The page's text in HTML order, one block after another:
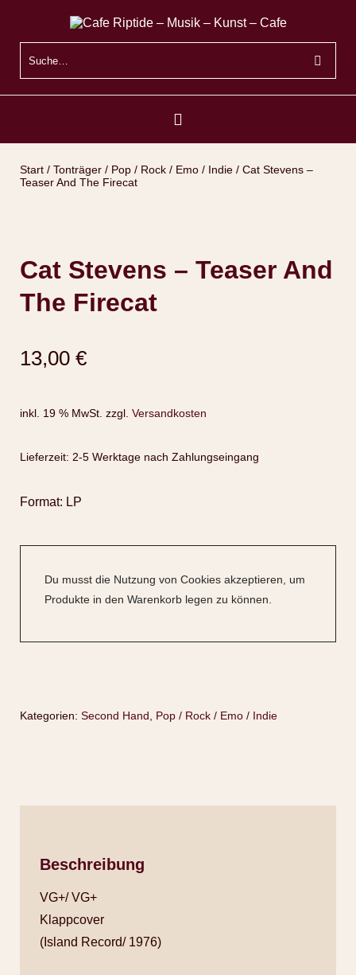
Start / Tonträger / Pop / Rock / Emo / Indie / Cat Stevens –
Teaser And The Firecat
Cat Stevens – Teaser And
The Firecat
13,00 €
inkl. 19 % MwSt. zzgl. Versandkosten
Lieferzeit: 2-5 Werktage nach Zahlungseingang
Format: LP
Du musst die Nutzung von Cookies akzeptieren, um
Produkte in den Warenkorb legen zu können.
Kategorien: Second Hand Pop / Rock / Emo / Indie
Beschreibung
VG+/ VG+
Klappcover
(Island Record/ 1976)